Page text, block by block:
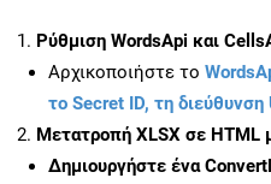
Ρύθμιση WordsApi και
Αρχικοποιήστε το
το Secret ID, τη διεύθυνση
Μετατροπή XLSX σε HTML
Δημιουργήστε ένα